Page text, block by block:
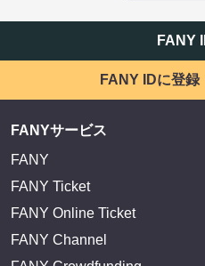
FANY
FANY IDに登録
FANYサービス
FANY
FANY Ticket
FANY Online Ticket
FANY Channel